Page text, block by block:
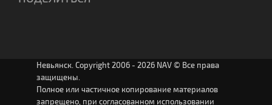
Невьянск. Copyright 2006 - 2026 NAV © Все права
защищены.
Полное или частичное копирование материалов
запрещено, при согласованном использовании